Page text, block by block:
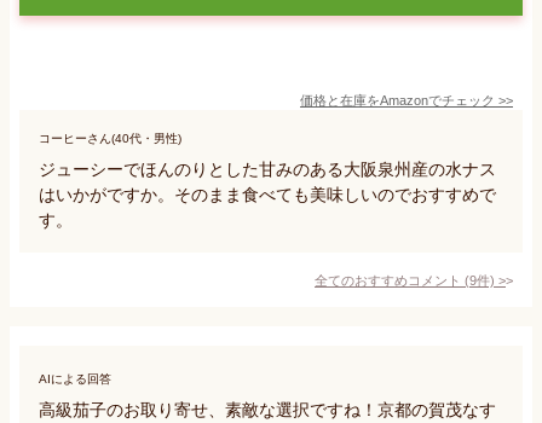
価格と在庫をAmazonでチェック >>
コーヒーさん(40代・男性)
ジューシーでほんのりとした甘みのある大阪泉州産の水ナス
はいかがですか。そのまま食べても美味しいのでおすすめで
す。
全てのおすすめコメント (9件) >
AIによる回答
高級茄子のお取り寄せ、素敵な選択ですね！京都の賀茂なす